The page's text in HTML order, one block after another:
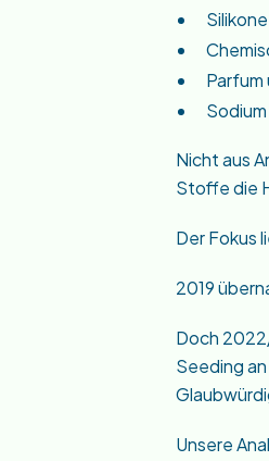
Silikone
Nicht aus
Stoffe die
Der Fokus
2019
Doch
Seeding
Unsere